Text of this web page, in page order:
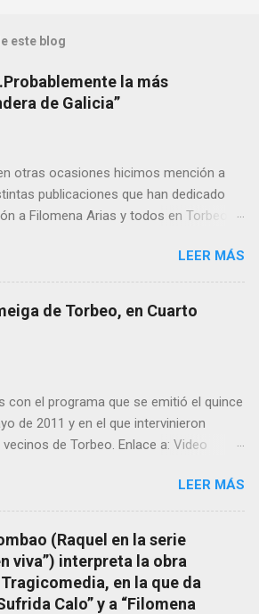
este blog
la más
de Galicia”
otras ocasiones hicimos mención a
publicaciones que han dedicado
a Filomena Arias y todos en Torbeo
siglo tuvo esta “curandeira” por sus
y milagros”, pero también como
difusora del nombre de nuestro
no en vano es reconocida por muchos
a ANTON PATIÑO REGUEIRA (ya
cuyo empeño por estudiar y dar a
a esta “sabia” y por ende a Torbeo no
reproducimos integro el articulo que
2000 publico Ángel Arnaiz recogiendo
de primera mano que le
David (nieto de Filomena) y
vecinos mas del pueblo.
para otro momento la ...
LEER MÁS
de Torbeo, en Cuarto
con el programa que se emitió el quince
de 2011 y en el que intervinieron
de Torbeo. Enlace a: Video
emitido en CUARTO MILENIO En
otra copia con mejor resolución:
CUARTO MILENIO - Filomena Arias.
LEER MÁS
(Raquel en la serie
viva”) interpreta la obra
Tragicomedia, en la que da
Calo” y a “Filomena